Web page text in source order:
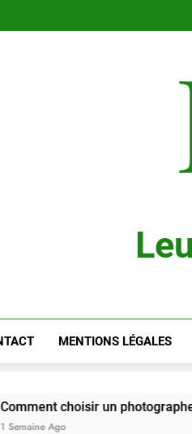
MENTIONS LÉGALES
un photographe pour